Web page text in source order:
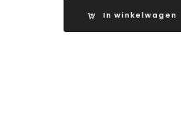
In winkelwagen